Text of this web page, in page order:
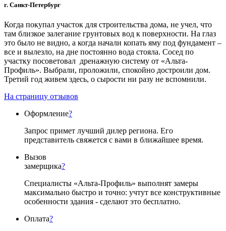
г. Санкт-Петербург
Когда покупал участок для строительства дома, не учел, что
там близкое залегание грунтовых вод к поверхности. На глаз
это было не видно, а когда начали копать яму под фундамент –
все и вылезло, на дне постоянно вода стояла. Сосед по
участку посоветовал дренажную систему от «Альта-
Профиль». Выбрали, проложили, спокойно достроили дом.
Третий год живем здесь, о сырости ни разу не вспомнили.
На страницу отзывов
Оформление?
Запрос примет лучший дилер региона. Его
представитель свяжется с вами в ближайшее время.
Вызов
замерщика?
Специалисты «Альта-Профиль» выполнят замеры
максимально быстро и точно: учтут все конструктивные
особенности здания - сделают это бесплатно.
Оплата?